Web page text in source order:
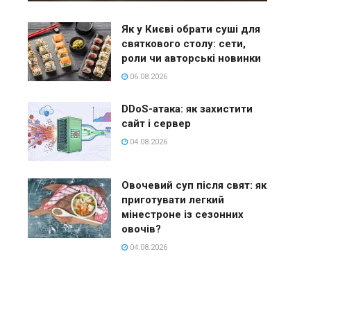
Як у Києві обрати суші для
святкового столу: сети,
роли чи авторські новинки
06.08.2026
DDoS-атака: як захистити
сайт і сервер
04.08.2026
Овочевий суп після свят: як
приготувати легкий
мінестроне із сезонних
овочів?
04.08.2026